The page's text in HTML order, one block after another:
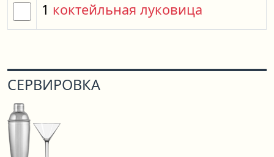
1 коктейльная луковица
СЕРВИРОВКА